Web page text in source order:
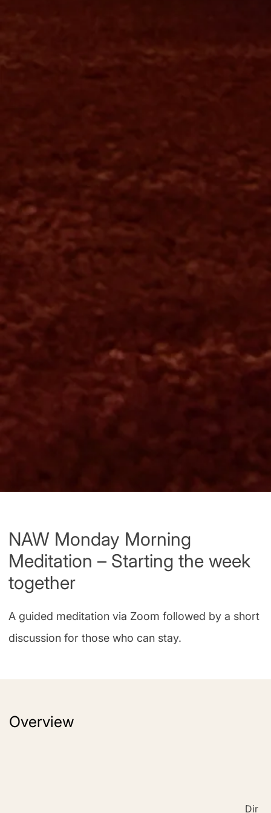
NAW Monday Morning
Meditation – Starting the week
together
A guided meditation via Zoom followed by a short
discussion for those who can stay.
Overview
Dir